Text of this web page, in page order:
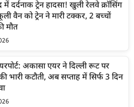
में दर्दनाक ट्रेन हादसा! खुली रेलवे क्रॉसिंग
वैन को ट्रेन ने मारी टक्कर, 2 बच्चों
मौत
अकासा एयर ने दिल्ली रूट पर
भारी कटौती, अब सप्ताह में सिर्फ 3 दिन